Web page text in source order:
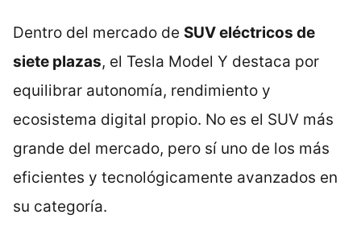
Dentro del mercado de SUV eléctricos de
siete plazas, el Tesla Model Y destaca por
equilibrar autonomía, rendimiento y
ecosistema digital propio. No es el SUV más
grande del mercado, pero sí uno de los más
eficientes y tecnológicamente avanzados en
su categoría.